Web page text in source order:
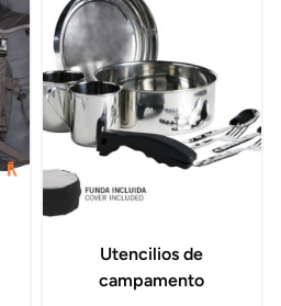
Utencilios de
campamento